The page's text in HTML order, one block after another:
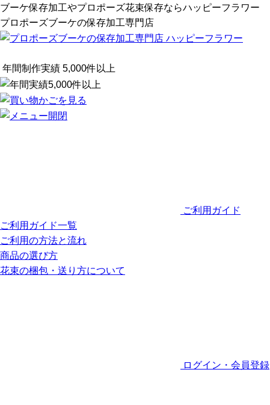
ブーケ保存加工やプロポーズ花束保存ならハッピーフラワー
プロポーズブーケの保存加工専門店
年間制作実績 5,000件以上
ご利用ガイド
ご利用ガイド一覧
ご利用の方法と流れ
商品の選び方
花束の梱包・送り方について
ログイン・会員登録